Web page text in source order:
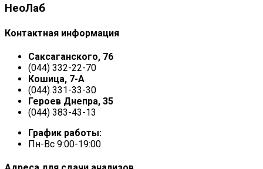
НеоЛаб
Контактная информация
Саксаганского, 76
(044) 332-22-70
Кошица, 7-А
(044) 331-33-30
Героев Днепра, 35
(044) 383-43-13
График работы:
Пн-Вс 9:00-19:00